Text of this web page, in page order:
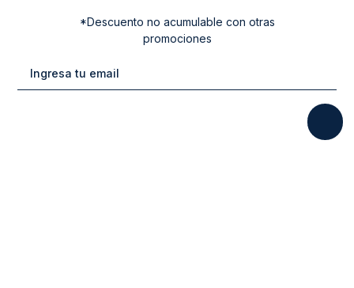
*Descuento no acumulable con otras
promociones